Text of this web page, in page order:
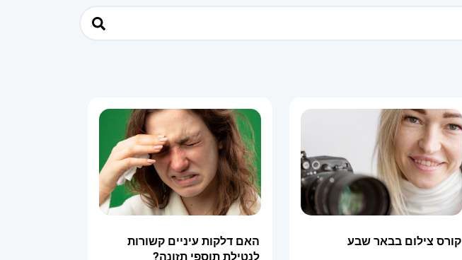
קורס צילום בבאר שבע
האם דלקות עיניים קשורות
לנטילת תוספי תזונה?